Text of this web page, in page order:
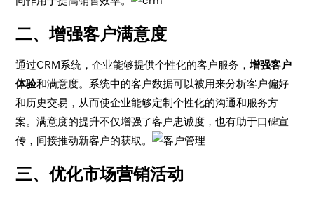
二、增强客户满意度
通过CRM系统，企业能够提供个性化的客户服务，增强客户
体验和满意度。系统中的客户数据可以被用来分析客户偏好
和历史交易，从而使企业能够定制个性化的沟通和服务方
案。满意度的提升不仅增强了客户忠诚度，也有助于口碑宣
传，间接推动新客户的获取。
三、优化市场营销活动